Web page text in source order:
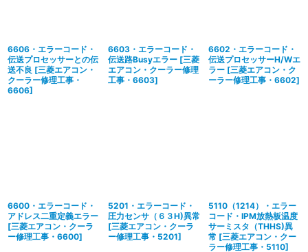
6606・エラーコード・
伝送プロセッサーとの伝
送不良 [三菱エアコン・
クーラー修理工事・
6606]
6603・エラーコード・
伝送路Busyエラー [三菱
エアコン・クーラー修理
工事・6603]
6602・エラーコード・
伝送プロセッサーH/Wエ
ラー [三菱エアコン・ク
ーラー修理工事・6602]
6600・エラーコード・
アドレス二重定義エラー
[三菱エアコン・クーラ
ー修理工事・6600]
5201・エラーコード・
圧力センサ（６３H)異常
[三菱エアコン・クーラ
ー修理工事・5201]
5110（1214）・エラー
コード・IPM放熱板温度
サーミスタ（THHS)異
常 [三菱エアコン・クー
ラー修理工事・5110]